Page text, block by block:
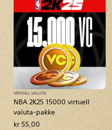
NBA 2K25 15000 virtuell
valuta-pakke
VIRTUELL VALUTA
kr 55,00